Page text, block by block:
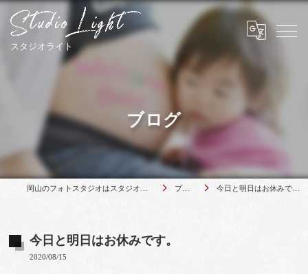
ブログ
ブログ 今日と明日はお休みです。
今日と明日はお休みです。
2020/08/15